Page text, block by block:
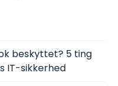
beskyttet? 5 ting
IT-sikkerhed